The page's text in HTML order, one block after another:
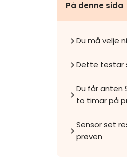
På denne sida
Du må velje
Dette testar
Du får anten
to timar på
Sensor set
prøven